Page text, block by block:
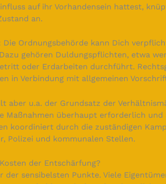
auf ihr Vorhandensein hattest,
an.
Die Ordnungsbehörde kann Dich
gehören Duldungspflichten, etwa
oder Erdarbeiten durchführt.
in Verbindung mit allgemeinen
aber u.a. der Grundsatz der
Maßnahmen überhaupt erforderlich und
koordiniert durch die zuständigen
Polizei und kommunalen Stellen.
der Entschärfung?
der sensibelsten Punkte. Viele